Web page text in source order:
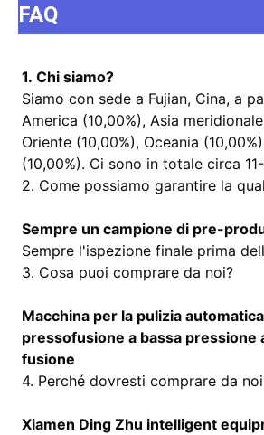
FAQ
1. Chi siamo?
Siamo con sede a Fujian, Cina, a
America (10,00%), Asia
Oriente (10,00%), Oceania
(10,00%). Ci sono in totale circa
2. Come possiamo garantire la
Sempre un campione di pre-
Sempre l'ispezione finale prima
3. Cosa puoi comprare da noi?
Macchina per la pulizia
pressofusione a bassa pressione
fusione
4. Perché dovresti comprare da
Xiamen Ding Zhu intelligent